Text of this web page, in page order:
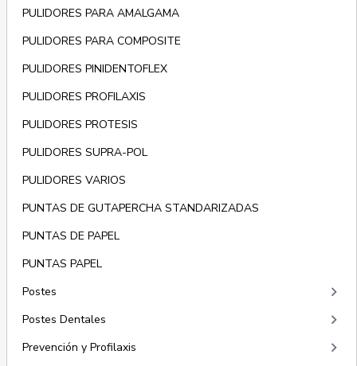
PULIDORES PARA AMALGAMA
PULIDORES PARA COMPOSITE
PULIDORES PINIDENTOFLEX
PULIDORES PROFILAXIS
PULIDORES PROTESIS
PULIDORES SUPRA-POL
PULIDORES VARIOS
PUNTAS DE GUTAPERCHA STANDARIZADAS
PUNTAS DE PAPEL
PUNTAS PAPEL
Postes
keyboard_arrow_right
Postes Dentales keyboard_arrow_right
Prevención y Profilaxis keyboard_arrow_right